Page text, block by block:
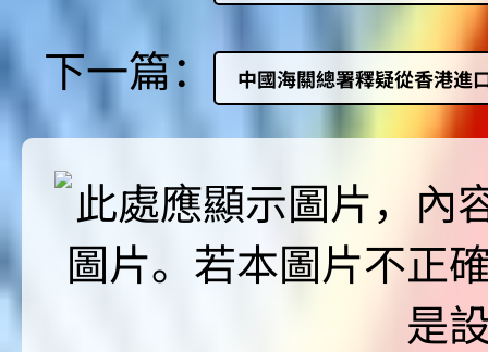
下一篇： 中國海關總署釋疑從香港進